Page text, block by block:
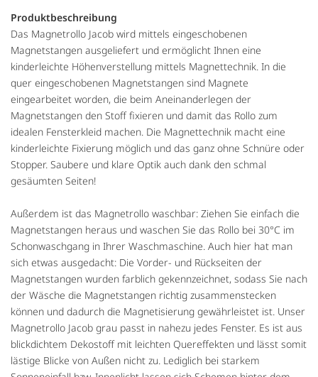
Produktbeschreibung
Das Magnetrollo Jacob wird mittels eingeschobenen
Magnetstangen ausgeliefert und ermöglicht Ihnen eine
kinderleichte Höhenverstellung mittels Magnettechnik. In die
quer eingeschobenen Magnetstangen sind Magnete
eingearbeitet worden, die beim Aneinanderlegen der
Magnetstangen den Stoff fixieren und damit das Rollo zum
idealen Fensterkleid machen. Die Magnettechnik macht eine
kinderleichte Fixierung möglich und das ganz ohne Schnüre oder
Stopper. Saubere und klare Optik auch dank den schmal
gesäumten Seiten!
Außerdem ist das Magnetrollo waschbar: Ziehen Sie einfach die
Magnetstangen heraus und waschen Sie das Rollo bei 30°C im
Schonwaschgang in Ihrer Waschmaschine. Auch hier hat man
sich etwas ausgedacht: Die Vorder- und Rückseiten der
Magnetstangen wurden farblich gekennzeichnet, sodass Sie nach
der Wäsche die Magnetstangen richtig zusammenstecken
können und dadurch die Magnetisierung gewährleistet ist. Unser
Magnetrollo Jacob grau passt in nahezu jedes Fenster. Es ist aus
blickdichtem Dekostoff mit leichten Quereffekten und lässt somit
lästige Blicke von Außen nicht zu. Lediglich bei starkem